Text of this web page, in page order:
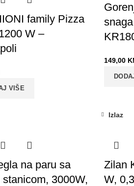
family Pizza
W –
VIŠE
149,00
na paru sa
stanicom, 3000W,
Izlaz
Zilan
W,